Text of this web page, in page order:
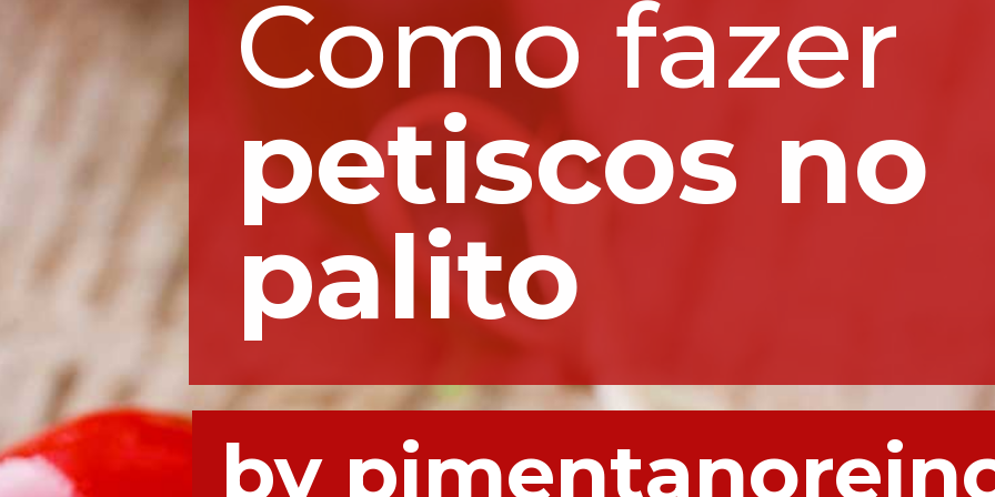
by
petiscos no
palito